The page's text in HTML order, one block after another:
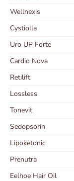
Wellnexis
Cystiolla
Uro UP Forte
Cardio Nova
Retilift
Lossless
Tonevit
Sedopsorin
Lipoketonic
Prenutra
Eelhoe Hair Oil